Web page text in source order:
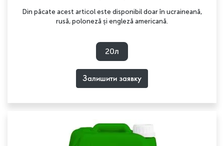
Din păcate acest articol este disponibil doar în ucraineană,
rusă, poloneză și engleză americană.
20л
Залишити заявку